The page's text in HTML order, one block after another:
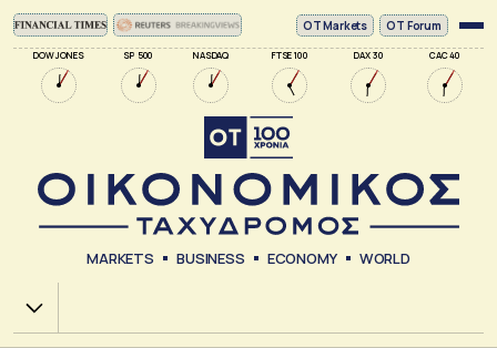
DOW JONES SP 500 NASDAQ FTSE 100 DAX 30 CAC 40
ΟΤ Markets OT Forum
MARKETS BUSINESS ECONOMY WORLD
Χ.Α.